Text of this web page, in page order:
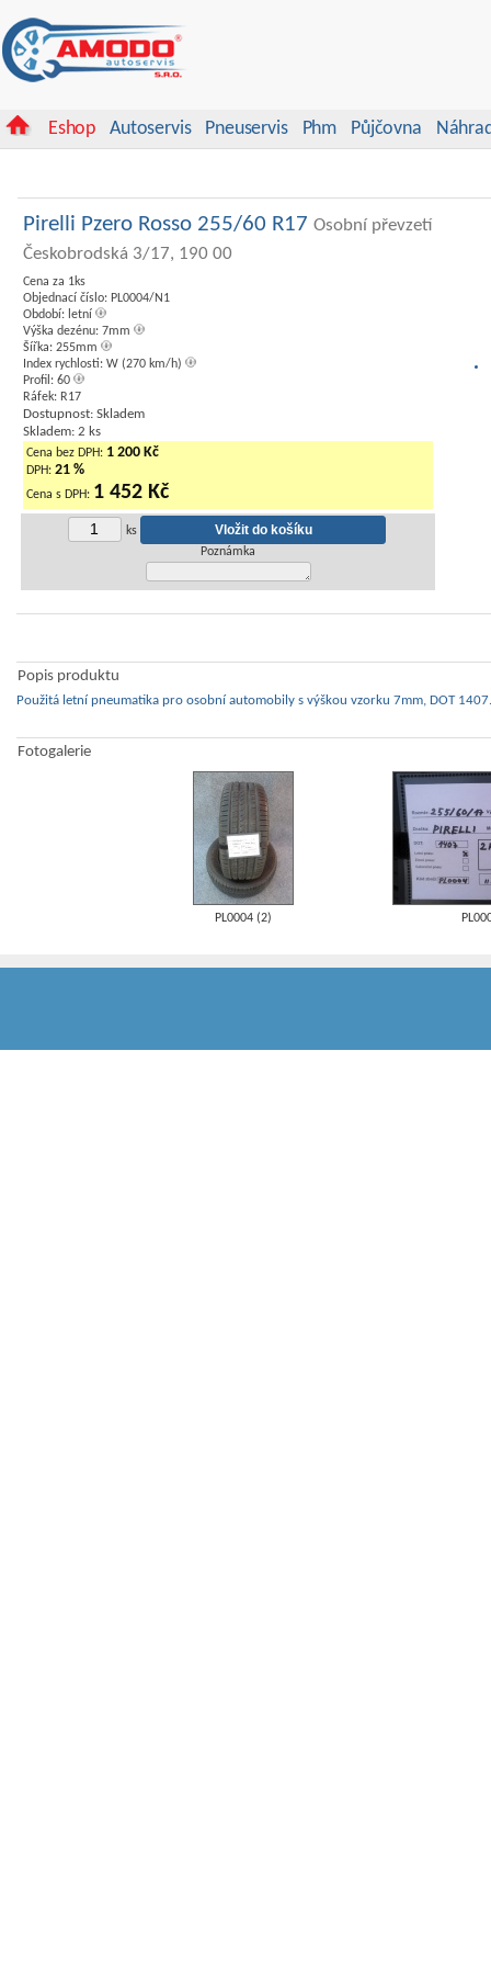
Eshop Autoservis Pneuservis Phm Půjčovna
Pirelli Pzero Rosso 255/60 R17 Osobní převzetí
Českobrodská 3/17, 190 00
Cena za 1ks
Objednací číslo: PL0004/N1
Období: letní
Výška dezénu: 7mm
Šířka: 255mm
Index rychlosti: W (270 km/h)
Profil: 60
Ráfek: R17
Dostupnost: Skladem
Skladem: 2 ks
Cena bez DPH: 1 200 Kč
DPH: 21 %
Cena s DPH: 1 452 Kč
ks
Poznámka
Popis produktu
Použitá letní pneumatika pro osobní automobily s výškou vzorku 7mm, DOT
Fotogalerie
PL0004 (2)